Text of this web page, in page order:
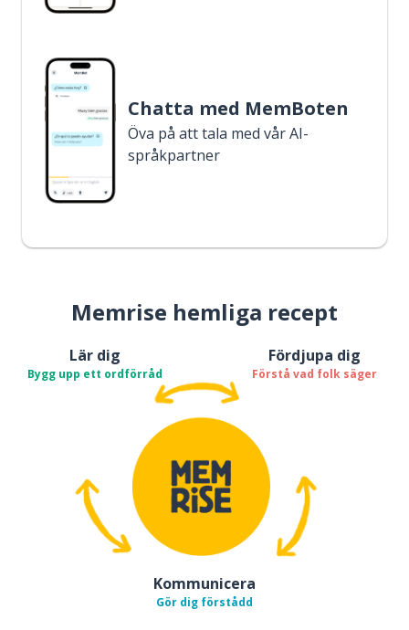
Chatta med MemBoten
Öva på att tala med vår AI-
språkpartner
Memrise hemliga recept
Lär dig
Bygg upp ett ordförråd
Fördjupa dig
Förstå vad folk säger
Kommunicera
Gör dig förstådd